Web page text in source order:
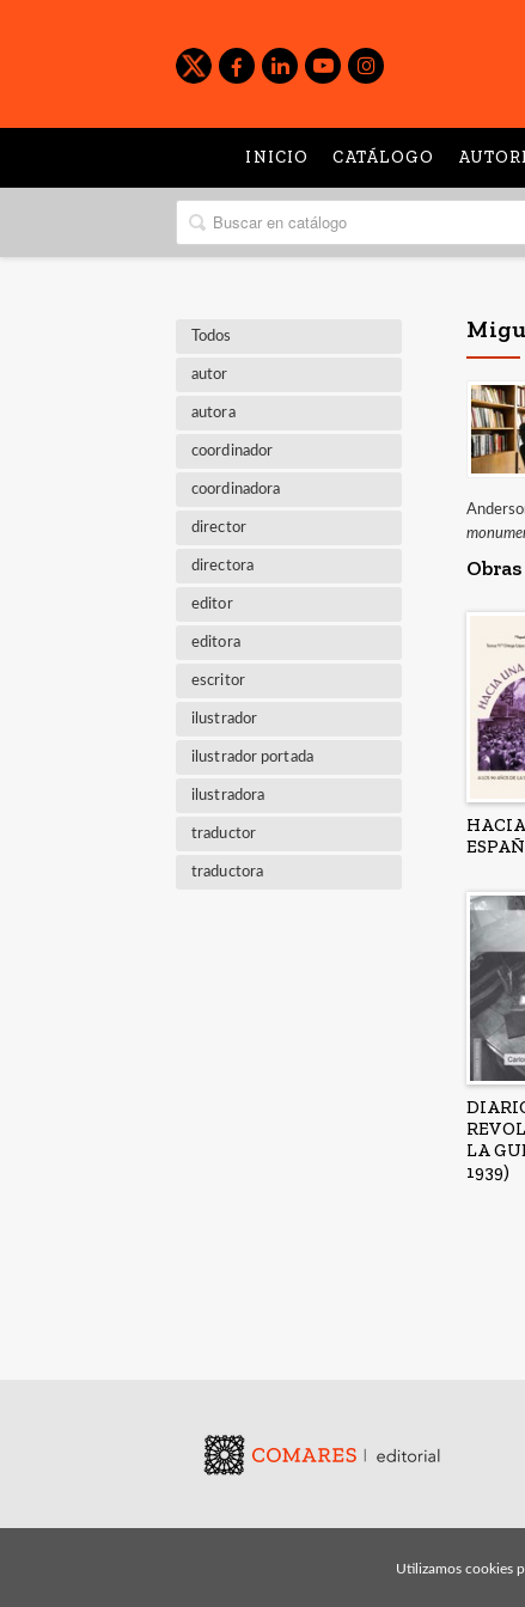
INICIO CATÁLOGO
Todos
autor
autora
coordinador
coordinadora
director
directora
editor
editora
escritor
ilustrador
ilustrador portada
ilustradora
traductor
traductora
LA
1939)
Utilizamos cookies